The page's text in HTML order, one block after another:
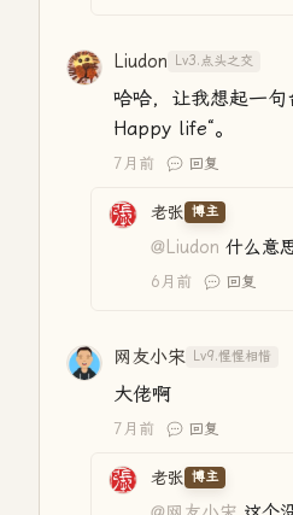
Liudon Lv3.点头之交
哈哈，让我想起一
Happy life“。
7月前 回复
老张 博主
@Liudon 什么意
6月前 回复
网友小宋 Lv9.惺惺相惜
大佬啊
7月前 回复
老张 博主